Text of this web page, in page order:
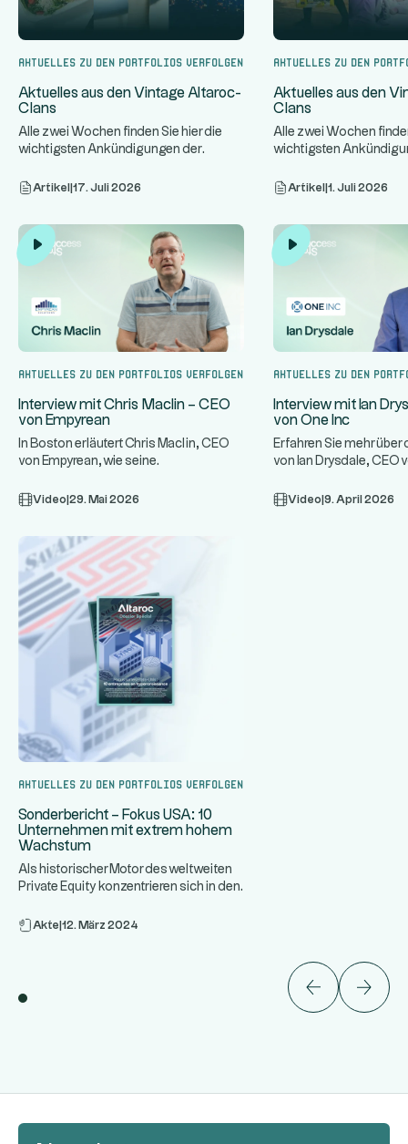
Aktuelles zu den Portfolios verfolgen
Aktuelles aus den Vintage Altaroc-
Clans
Alle zwei Wochen finden Sie hier die
wichtigsten Ankündigungen der
Artikel 17. Juli 2026
Aktuelles zu den
Aktuelles aus den
Clans
Alle zwei Wochen
wichtigsten
Artikel 1. Juli 2026
Aktuelles zu den Portfolios verfolgen
Interview mit Chris Maclin – CEO
von Empyrean
In Boston erläutert Chris Maclin, CEO
von Empyrean, wie seine
un...
Video 29. Mai 2026
Aktuelles zu den
Interview mit Ian
von One Inc
Erfahren Sie mehr
von Ian Drysdale, CEO
Video 9. April 2026
Aktuelles zu den Portfolios verfolgen
Sonderbericht – Fokus USA: 10
Unternehmen mit extrem hohem
Wachstum
Als historischer Motor des weltweiten
Private Equity konzentrieren sich in den
Akte 12. März 2024